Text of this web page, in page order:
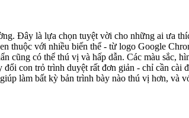
Đây là lựa chọn tuyệt vời cho những ai ưa
thuộc với nhiều biến thể - từ logo Google
có thể thú vị và hấp dẫn. Các màu sắc,
con trỏ trình duyệt rất đơn giản - chỉ cần cài
làm bất kỳ bản trình bày nào thú vị hơn, và